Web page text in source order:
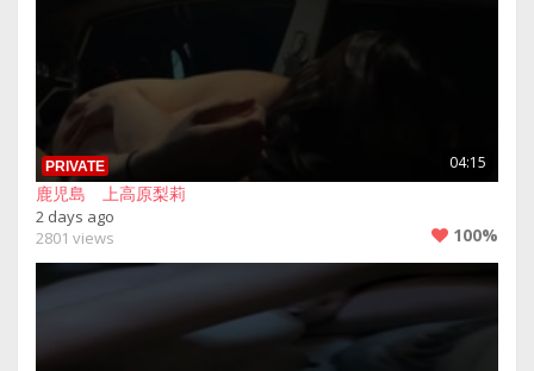
PRIVATE 04:15
鹿児島 上高原梨莉
2 days ago
2801 views
100%